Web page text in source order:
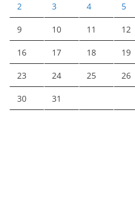
2 3 4 5
9 10 11 12
16 17 18 19
23 24 25 26
30 31